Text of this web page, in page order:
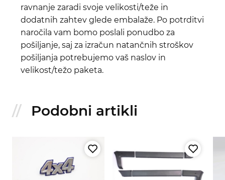
ravnanje zaradi svoje velikosti/teže in
dodatnih zahtev glede embalaže. Po potrditvi
naročila vam bomo poslali ponudbo za
pošiljanje, saj za izračun natančnih stroškov
pošiljanja potrebujemo vaš naslov in
velikost/težo paketa.
Podobni artikli